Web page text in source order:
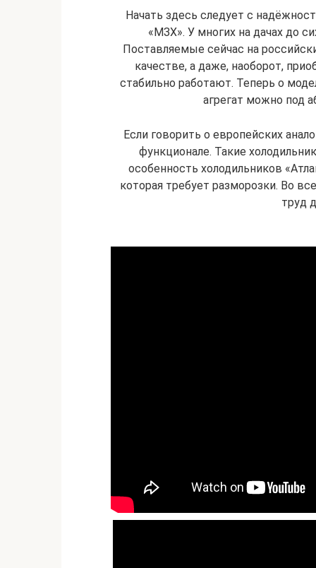
Начать здесь следует с
«МЗХ». У многих на дачах до
Поставляемые сейчас на
качестве, а даже, наоборот,
стабильно работают. Теперь о
агрегат можно под
Если говорить о европейских
функционале. Такие
особенность холодильников
которая требует разморозки. Во
труд